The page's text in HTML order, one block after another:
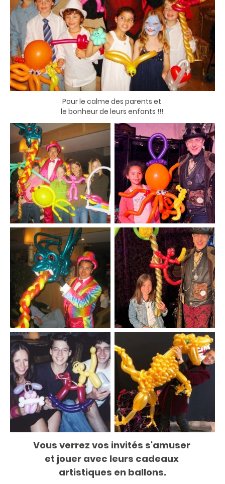
Pour le calme des parents et
le bonheur de leurs enfants !!!
Vous verrez vos invités s'amuser
et jouer avec leurs cadeaux
artistiques en ballons.